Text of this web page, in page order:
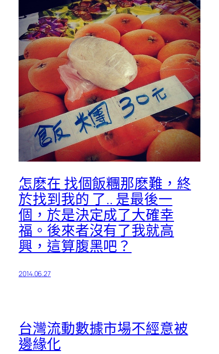
怎麽在 找個飯糰那麽難，終
於找到我的 了.. 是最後一
個，於是決定成了大確幸
福。後來者沒有了我就高
興，這算腹黑吧？
2014.06.27
台灣流動數據市場不經意被
邊緣化